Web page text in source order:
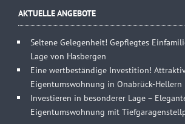
AKTUELLE ANGEBOTE
Seltene Gelegenheit! Gepflegtes
Lage von Hasbergen
Eine wertbeständige Investition!
Eigentumswohnung in Onabrück-
Investieren in besonderer Lage –
Eigentumswohnung mit